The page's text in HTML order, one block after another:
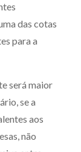
das cotas
para a
será maior
se a
aos
não